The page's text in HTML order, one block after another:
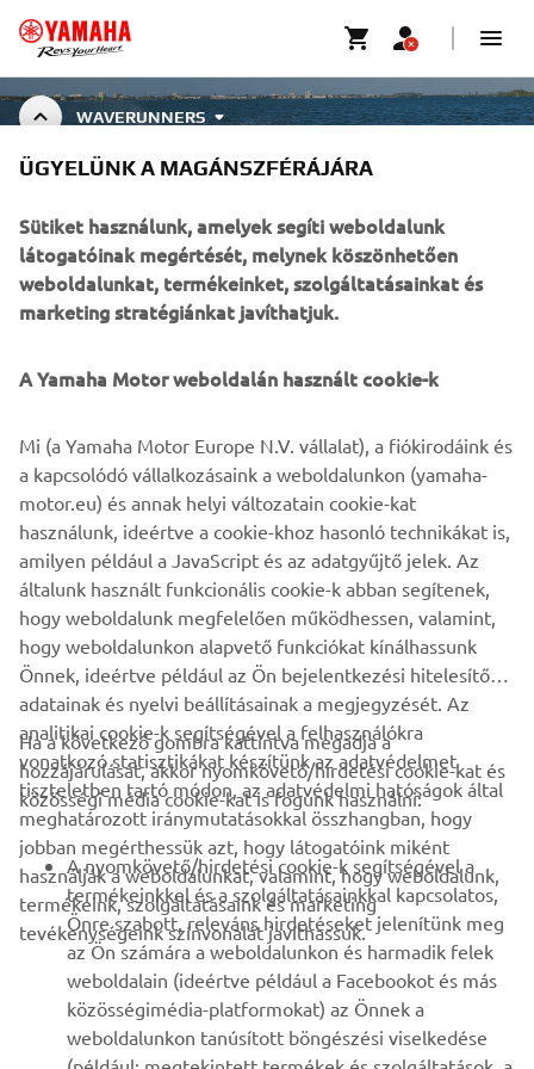
WAVERUNNERS
WAVERUNNER ACCESSORIES
TÖBB YAMAHA
TÁMOGATÁS
HÍRLEVÉL
Legyél az elsők között, aki a legújabb ajánlatokról, különleges
eseményekről, újdonságokról stb. értesül.
ELŐFIZETÉS
Olvassa el Adatvédelmi szabályzatunkat, hogy megtudja, hogyan
kezeljük személyes adatait:Adatvédelmi Szabályzat
Hungary (Hungarian)
ÜGYELÜNK A MAGÁNSZFÉRÁJÁRA
Sütiket használunk, amelyek segíti weboldalunk
látogatóinak megértését, melynek köszönhetően
weboldalunkat, termékeinket, szolgáltatásainkat és
marketing stratégiánkat javíthatjuk.
A Yamaha Motor weboldalán használt cookie-k
Mi (a Yamaha Motor Europe N.V. vállalat), a fiókirodáink és
a kapcsolódó vállalkozásaink a weboldalunkon (yamaha-
motor.eu) és annak helyi változatain cookie-kat
használunk, ideértve a cookie-khoz hasonló technikákat is,
amilyen például a JavaScript és az adatgyűjtő jelek. Az
általunk használt funkcionális cookie-k abban segítenek,
hogy weboldalunk megfelelően működhessen, valamint,
hogy weboldalunkon alapvető funkciókat kínálhassunk
Önnek, ideértve például az Ön bejelentkezési hitelesítő
adatainak és nyelvi beállításainak a megjegyzését. Az
analitikai cookie-k segítségével a felhasználókra
vonatkozó statisztikákat készítünk az adatvédelmet
tiszteletben tartó módon, az adatvédelmi hatóságok által
meghatározott iránymutatásokkal összhangban, hogy
jobban megérthessük azt, hogy látogatóink miként
használják a weboldalunkat, valamint, hogy weboldalunk,
termékeink, szolgáltatásaink és marketing
tevékenységeink színvonalát javíthassuk.
Ha a következő gombra kattintva megadja a
hozzájárulását, akkor nyomkövető/hirdetési cookie-kat és
közösségi média cookie-kat is fogunk használni:
A nyomkövető/hirdetési cookie-k segítségével a
termékeinkkel és a szolgáltatásainkkal kapcsolatos,
Önre szabott, releváns hirdetéseket jelenítünk meg
az Ön számára a weboldalunkon és harmadik felek
weboldalain (ideértve például a Facebookot és más
közösségimédia-platformokat) az Önnek a
weboldalunkon tanúsított böngészési viselkedése